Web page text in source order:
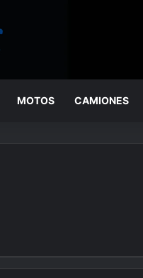
MOTOS CAMIONES